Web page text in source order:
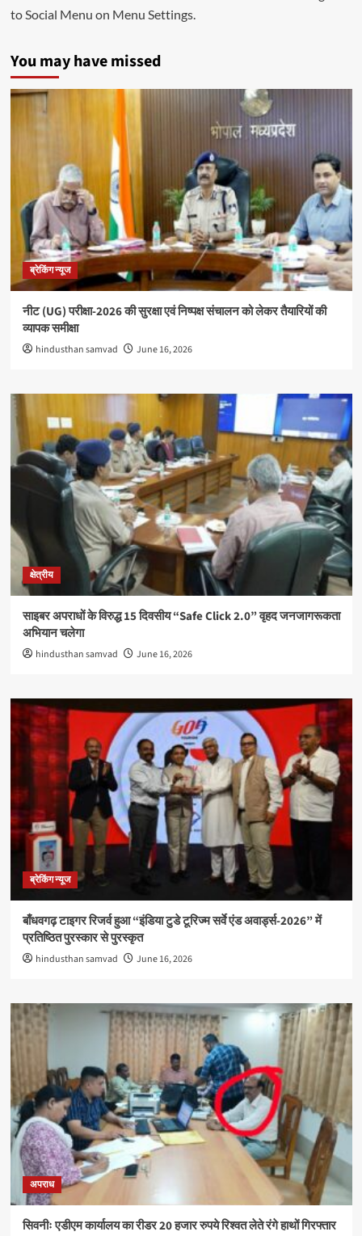
to Social Menu on Menu Settings.
You may have missed
ब्रेकिंग न्यूज
नीट (UG) परीक्षा-2026 की सुरक्षा एवं निष्पक्ष संचालन को लेकर तैयारियों की
व्यापक समीक्षा
hindusthan samvad June 16, 2026
क्षेत्रीय
साइबर अपराधों के विरुद्ध 15 दिवसीय “Safe Click 2.0” वृहद जनजागरूकता
अभियान चलेगा
hindusthan samvad June 16, 2026
ब्रेकिंग न्यूज
बाँधवगढ़ टाइगर रिजर्व हुआ “इंडिया टुडे टूरिज्म सर्वे एंड अवार्ड्स-2026” में
प्रतिष्ठित पुरस्कार से पुरस्कृत
hindusthan samvad June 16, 2026
अपराध
सिवनीः एडीएम कार्यालय का रीडर 20 हजार रुपये रिश्वत लेते रंगे हाथों गिरफ्तार